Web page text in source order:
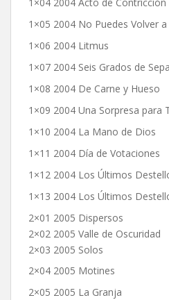
1×05 2004 No Puedes Volver a
1×06 2004 Litmus
1×07 2004 Seis Grados de
1×08 2004 De Carne y Hueso
1×09 2004 Una Sorpresa para
1×10 2004 La Mano de Dios
1×11 2004 Día de Votaciones
1×12 2004 Los Últimos
1×13 2004 Los Últimos
2×01 2005 Dispersos
2×02 2005 Valle de Oscuridad
2×03 2005 Solos
2×04 2005 Motines
2×05 2005 La Granja